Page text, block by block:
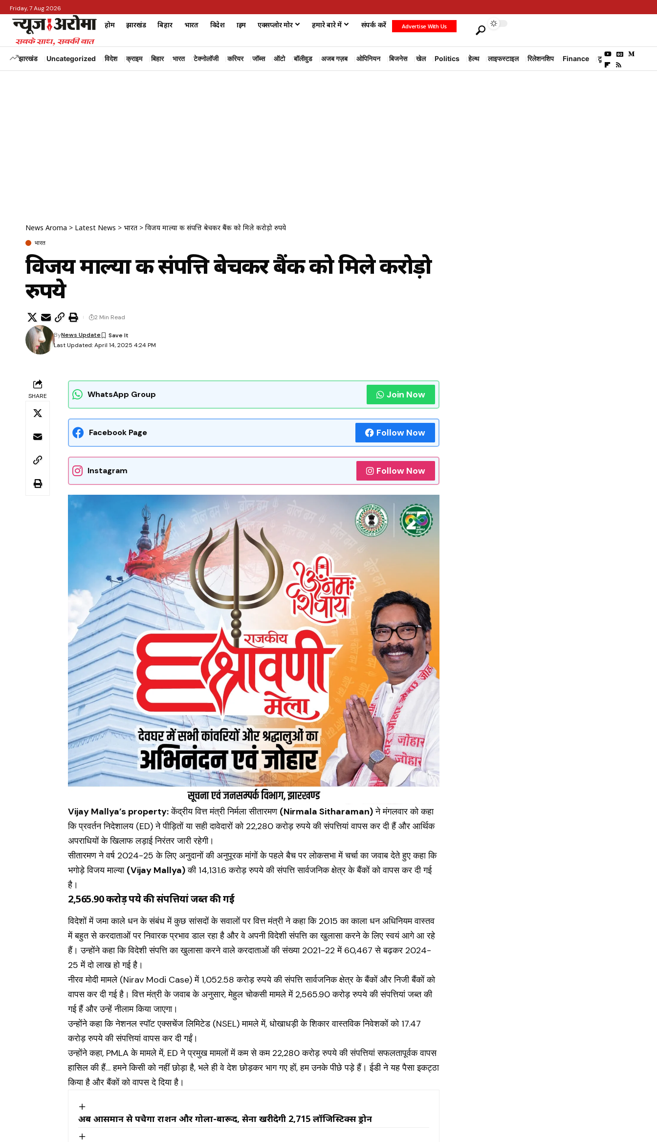
Friday, 7 Aug 2026
होम झारखंड बिहार भारत विदेश क्राइम एक्सप्लोर मोर हमारे बारे में संपर्क करें Advertise With Us
झारखंड Uncategorized विदेश क्राइम बिहार भारत टेक्नोलॉजी करियर जॉब्स ऑटो बॉलीवुड अजब गज़ब ओपिनियन बिजनेस खेल Politics हेल्थ लाइफस्टाइल रिलेशनशिप Finance टूरिज्म
News Aroma > Latest News > भारत > विजय माल्या की संपत्ति बेचकर बैंक को मिले करोड़ो रुपये
भारत
विजय माल्या की संपत्ति बेचकर बैंक को मिले करोड़ो
रुपये
Last Updated: April 14, 2025 4:24 PM
ByNews Update
2 Min Read
SHARE WhatsApp Group Join Now
Facebook Page Follow Now
Instagram Follow Now
Vijay Mallya’s property:केंद्रीय वित्त मंत्री निर्मला सीतारमण (Nirmala Sitharaman)ने मंगलवार को कहा
कि प्रवर्तन निदेशालय (ED) ने पीड़ितों या सही दावेदारों को 22,280 करोड़ रुपये की संपत्तियां वापस कर दी हैं और आर्थिक
अपराधियों के खिलाफ लड़ाई निरंतर जारी रहेगी।
सीतारमण ने वर्ष 2024-25 के लिए अनुदानों की अनुपूरक मांगों के पहले बैच पर लोकसभा में चर्चा का जवाब देते हुए कहा कि
भगोड़े विजय माल्या (Vijay Mallya)की 14,131.6 करोड़ रुपये की संपत्ति सार्वजनिक क्षेत्र के बैंकों को वापस कर दी गई
है।
2,565.90 करोड़ रुपये की संपत्तियां जब्त की गई
विदेशों में जमा काले धन के संबंध में कुछ सांसदों के सवालों पर वित्त मंत्री ने कहा कि 2015 का काला धन अधिनियम वास्तव
में बहुत से करदाताओं पर निवारक प्रभाव डाल रहा है और वे अपनी विदेशी संपत्ति का खुलासा करने के लिए स्वयं आगे आ रहे
हैं। उन्होंने कहा कि विदेशी संपत्ति का खुलासा करने वाले करदाताओं की संख्या 2021-22 में 60,467 से बढ़कर 2024-
25 में दो लाख हो गई है।
नीरव मोदी मामले (Nirav Modi Case) में 1,052.58 करोड़ रुपये की संपत्ति सार्वजनिक क्षेत्र के बैंकों और निजी बैंकों को
वापस कर दी गई है। वित्त मंत्री के जवाब के अनुसार, मेहुल चोकसी मामले में 2,565.90 करोड़ रुपये की संपत्तियां जब्त की
गई हैं और उन्हें नीलाम किया जाएगा।
उन्होंने कहा कि नेशनल स्पॉट एक्सचेंज लिमिटेड (NSEL) मामले में, धोखाधड़ी के शिकार वास्तविक निवेशकों को 17.47
करोड़ रुपये की संपत्तियां वापस कर दी गईं।
उन्होंने कहा, PMLA के मामले में, ED ने प्रमुख मामलों में कम से कम 22,280 करोड़ रुपये की संपत्तियां सफलतापूर्वक वापस
हासिल की हैं… हमने किसी को नहीं छोड़ा है, भले ही वे देश छोड़कर भाग गए हों, हम उनके पीछे पड़े हैं। ईडी ने यह पैसा इकट्ठा
किया है और बैंकों को वापस दे दिया है।
अब आसमान से पहुंचेगा राशन और गोला-बारूद, सेना खरीदेगी 2,715 लॉजिस्टिक्स ड्रोन